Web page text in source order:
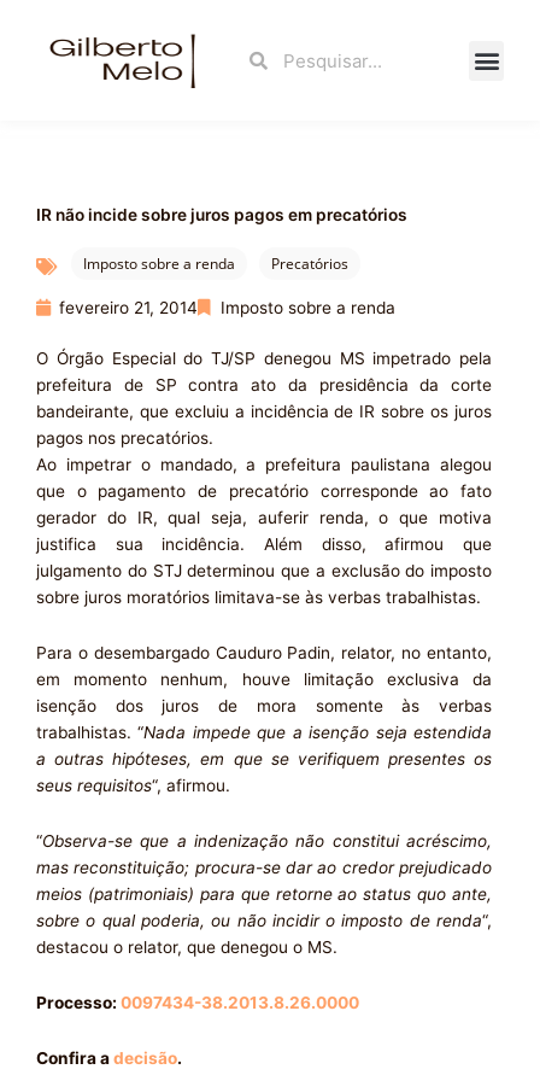
Search
IR não incide sobre juros pagos em precatórios
Imposto sobre a renda Precatórios
fevereiro 21, 2014 Imposto sobre a renda
O Órgão Especial do TJ/SP denegou MS impetrado pela
prefeitura de SP contra ato da presidência da corte
bandeirante, que excluiu a incidência de IR sobre os juros
pagos nos precatórios.
Ao impetrar o mandado, a prefeitura paulistana alegou
que o pagamento de precatório corresponde ao fato
gerador do IR, qual seja, auferir renda, o que motiva
justifica sua incidência. Além disso, afirmou que
julgamento do STJ determinou que a exclusão do imposto
sobre juros moratórios limitava-se às verbas trabalhistas.
Para o desembargado Cauduro Padin, relator, no entanto,
em momento nenhum, houve limitação exclusiva da
isenção dos juros de mora somente às verbas
trabalhistas. “Nada impede que a isenção seja estendida
a outras hipóteses, em que se verifiquem presentes os
seus requisitos“, afirmou.
“Observa-se que a indenização não constitui acréscimo,
mas reconstituição; procura-se dar ao credor prejudicado
meios (patrimoniais) para que retorne ao status quo ante,
sobre o qual poderia, ou não incidir o imposto de renda“,
destacou o relator, que denegou o MS.
Processo: 0097434-38.2013.8.26.0000
Confira adecisão.